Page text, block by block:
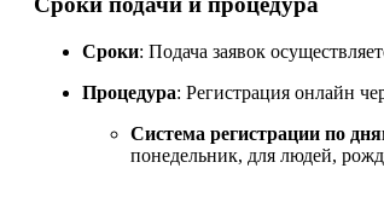
Сроки: Подача заявок
Процедура: Регистрация онлайн
Система регистрации по
понедельник, для людей,